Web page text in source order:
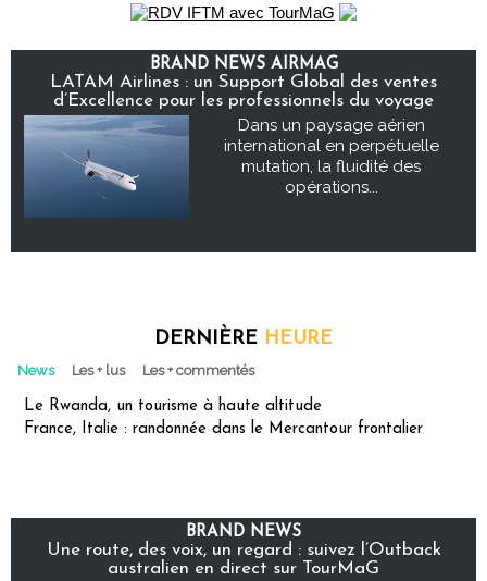
BRAND NEWS AIRMAG
LATAM Airlines : un Support Global des ventes
d’Excellence pour les professionnels du voyage
Dans un paysage aérien
international en perpétuelle
mutation, la fluidité des
opérations...
DERNIÈRE HEURE
News Les + lus Les + commentés
Le Rwanda, un tourisme à haute altitude
France, Italie : randonnée dans le Mercantour frontalier
BRAND NEWS
Une route, des voix, un regard : suivez l’Outback
australien en direct sur TourMaG